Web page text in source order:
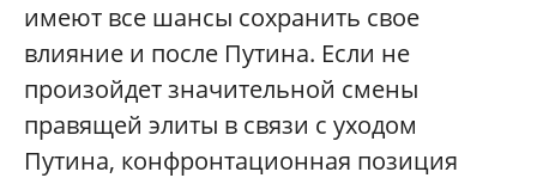
имеют все шансы сохранить свое
влияние и после Путина. Если не
произойдет значительной смены
правящей элиты в связи с уходом
Путина, конфронтационная позиция